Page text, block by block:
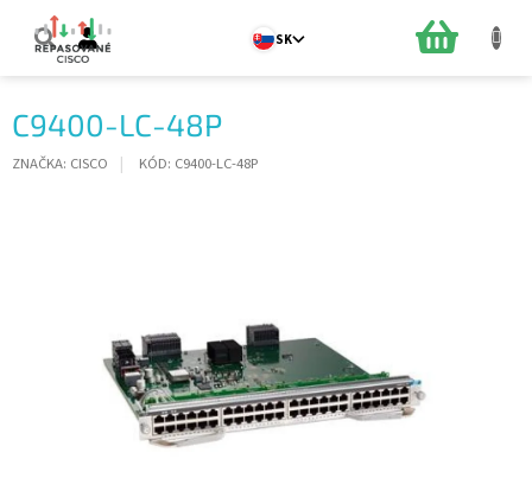
obsah
SK
C9400-LC-48P
ZNAČKA: CISCO KÓD: C9400-LC-48P